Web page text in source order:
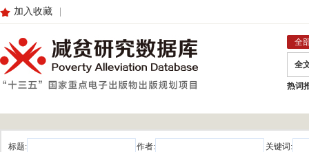
加入收藏
全
全
热词
标题: 作者: 关键词: